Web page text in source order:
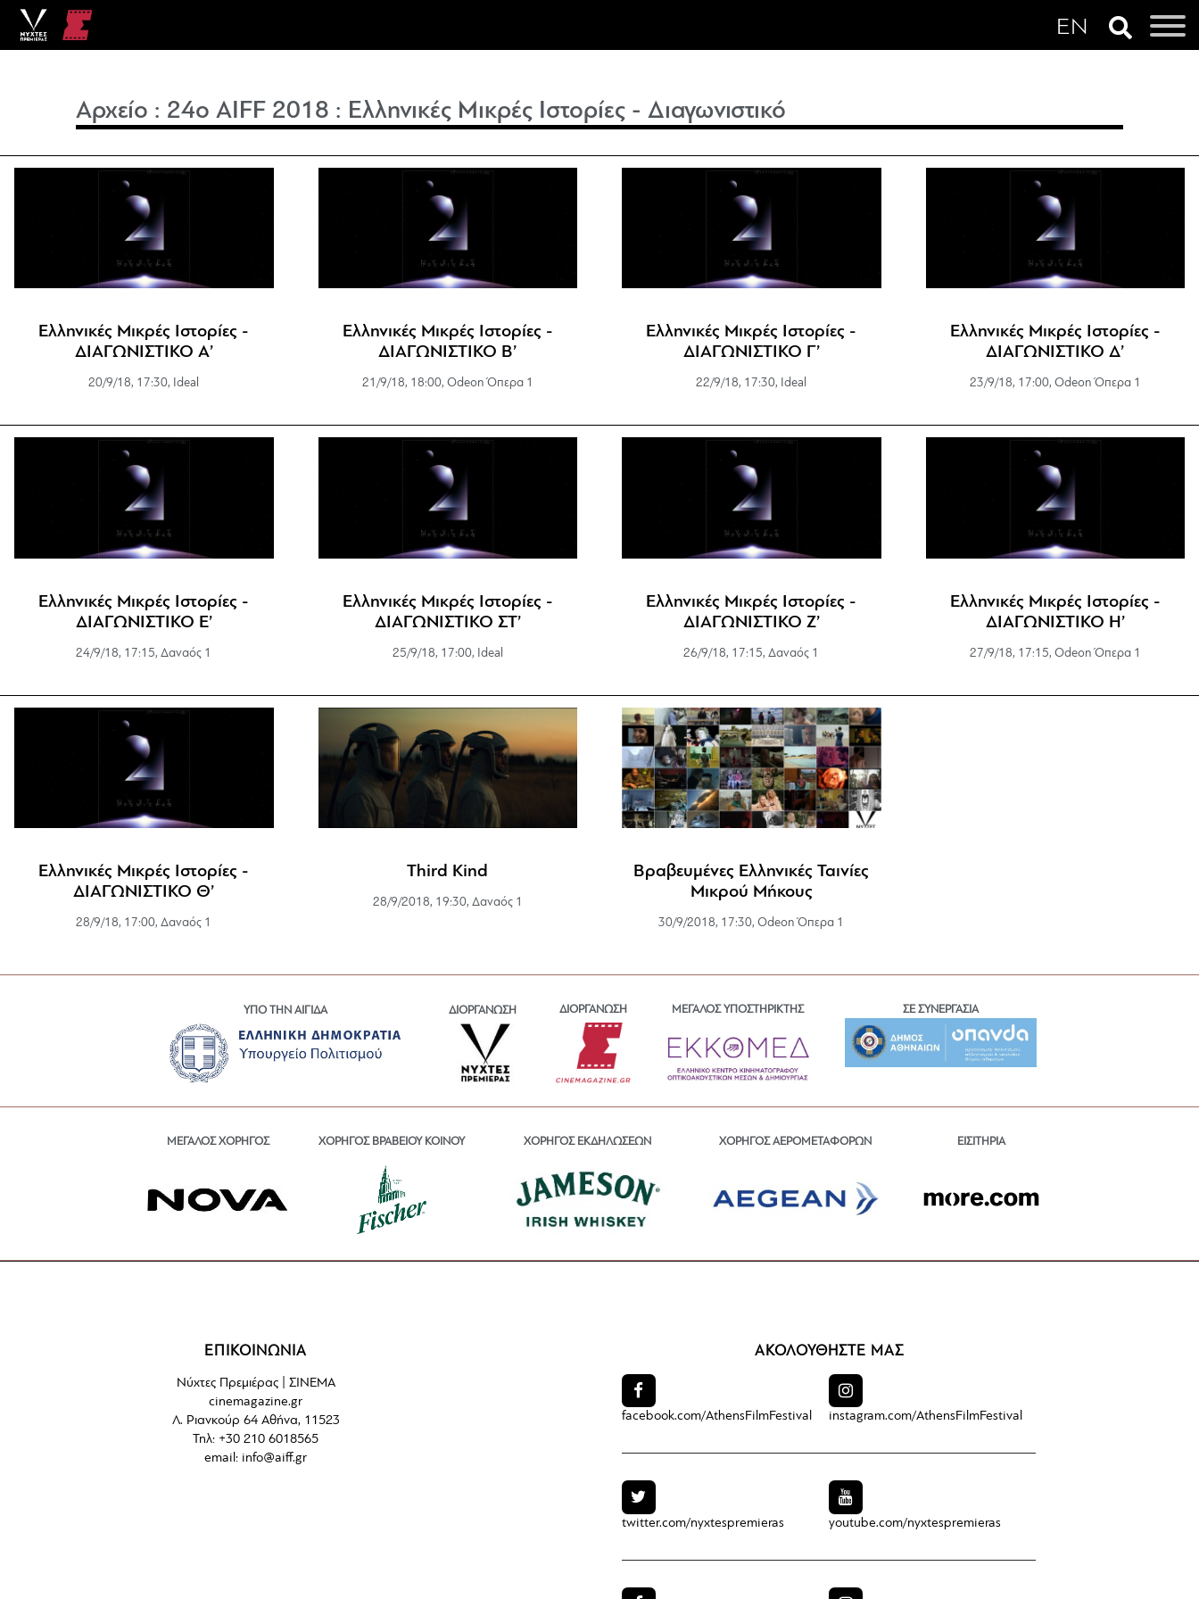
Αρχείο : 24o AIFF 2018 : Ελληνικές Μικρές Ιστορίες - Διαγωνιστικό
Ελληνικές Μικρές Ιστορίες -
ΔΙΑΓΩΝΙΣΤΙΚΟ Α’
20/9/18, 17:30, Ideal
Ελληνικές Μικρές Ιστορίες -
ΔΙΑΓΩΝΙΣΤΙΚΟ Β’
21/9/18, 18:00, Odeon Όπερα 1
Ελληνικές Μικρές Ιστορίες -
ΔΙΑΓΩΝΙΣΤΙΚΟ Γ’
22/9/18, 17:30, Ideal
Ελληνικές Μικρές Ιστορίες -
ΔΙΑΓΩΝΙΣΤΙΚΟ Δ’
23/9/18, 17:00, Odeon Όπερα 1
Ελληνικές Μικρές Ιστορίες -
ΔΙΑΓΩΝΙΣΤΙΚΟ Ε’
24/9/18, 17:15, Δαναός 1
Ελληνικές Μικρές Ιστορίες -
ΔΙΑΓΩΝΙΣΤΙΚΟ ΣΤ’
25/9/18, 17:00, Ideal
Ελληνικές Μικρές Ιστορίες -
ΔΙΑΓΩΝΙΣΤΙΚΟ Ζ’
26/9/18, 17:15, Δαναός 1
Ελληνικές Μικρές Ιστορίες -
ΔΙΑΓΩΝΙΣΤΙΚΟ Η’
27/9/18, 17:15, Odeon Όπερα 1
Ελληνικές Μικρές Ιστορίες -
ΔΙΑΓΩΝΙΣΤΙΚΟ Θ’
28/9/18, 17:00, Δαναός 1
Third Kind
28/9/2018, 19:30, Δαναός 1
Βραβευμένες Ελληνικές Ταινίες
Μικρού Μήκους
30/9/2018, 17:30, Odeon Όπερα 1
ΥΠΟ ΤΗΝ ΑΙΓΙΔΑ ΔΙΟΡΓΑΝΩΣΗ ΔΙΟΡΓΑΝΩΣΗ ΜΕΓΑΛΟΣ ΥΠΟΣΤΗΡΙΚΤΗΣ ΣΕ ΣΥΝΕΡΓΑΣΙΑ
ΜΕΓΑΛΟΣ ΧΟΡΗΓΟΣ ΧΟΡΗΓΟΣ ΒΡΑΒΕΙΟΥ ΚΟΙΝΟΥ ΧΟΡΗΓΟΣ ΕΚΔΗΛΩΣΕΩΝ ΧΟΡΗΓΟΣ ΑΕΡΟΜΕΤΑΦΟΡΩΝ ΕΙΣΙΤΗΡΙΑ
ΕΠΙΚΟΙΝΩΝΙΑ
Νύχτες Πρεμιέρας | ΣΙΝΕΜΑ
cinemagazine.gr
Λ. Ριανκούρ 64 Αθήνα, 11523
Τηλ: +30 210 6018565
email: info@aiff.gr
ΑΚΟΛΟΥΘΗΣΤΕ ΜΑΣ
facebook.com/AthensFilmFestival
twitter.com/nyxtespremieras
instagram.com/AthensFilmFestival
youtube.com/nyxtespremieras